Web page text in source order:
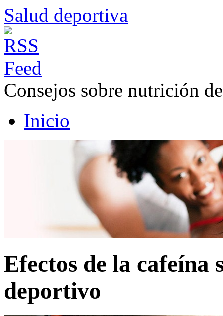
Salud deportiva
Consejos sobre nutrición
Inicio
Efectos de la cafeína
deportivo